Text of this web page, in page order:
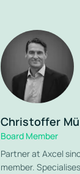
Christoffer
Board Member
Partner at Axcel
member.